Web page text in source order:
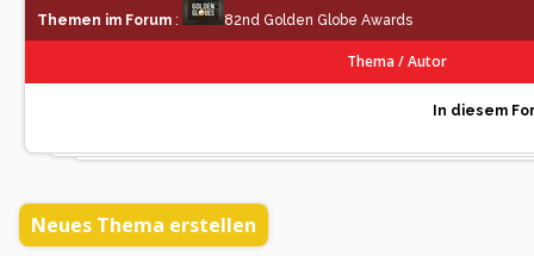
Themen im Forum : 82nd Golden Globe Awards
Thema/Autor
In diesem
Neues Thema erstellen